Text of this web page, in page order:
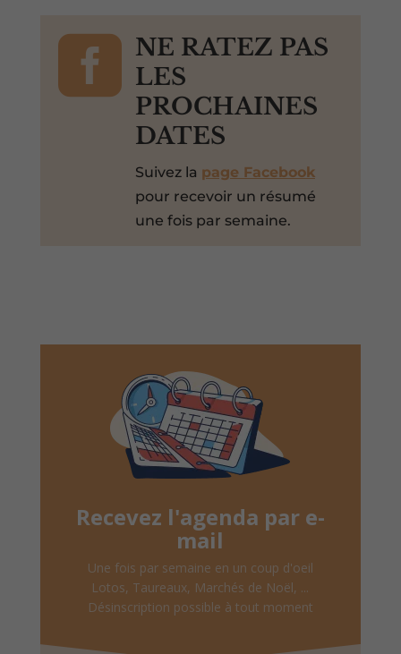

NE RATEZ PAS
LES
PROCHAINES
DATES
Suivez la page Facebook
pour recevoir un résumé
une fois par semaine.
Recevez l'agenda par e-
mail
Une fois par semaine en un coup d'oeil
Lotos, Taureaux, Marchés de Noël, ...
Désinscription possible à tout moment